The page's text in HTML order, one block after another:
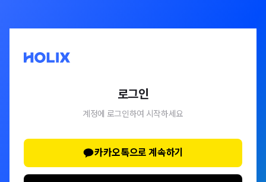
로그인
계정에 로그인하여 시작하세요
카카오톡으로 계속하기